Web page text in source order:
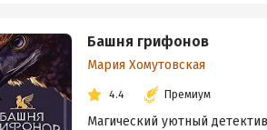
Башня грифонов
Мария Хомутовская
4.4 Премиум
Магический уютный